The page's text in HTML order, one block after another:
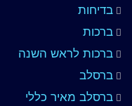
בדיחות
ברכות
ברכות לראש השנה
ברסלב
ברסלב מאיר כללי